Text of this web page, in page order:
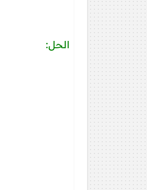
الحل: